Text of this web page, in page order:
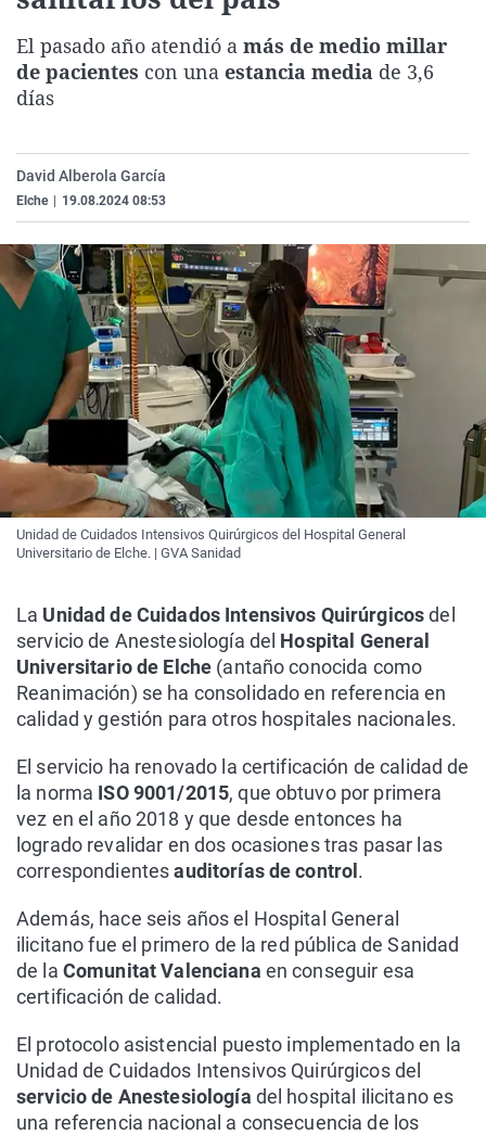
Gente viajera
Retornados
Galicia
Televisión
El pasado año atendió a más de medio millar
de pacientes con una estancia media de 3,6
días
David Alberola García
Elche 19.08.2024 08:53
Unidad de Cuidados Intensivos Quirúrgicos del Hospital General
Universitario de Elche. | GVA Sanidad
La Unidad de Cuidados Intensivos Quirúrgicosdel
servicio de Anestesiología del Hospital General
Universitario de Elche (antaño conocida como
Reanimación) se ha consolidado en referencia en
calidad y gestión para otros hospitales nacionales.
El servicio ha renovado la certificación de calidad de
la norma ISO 9001/2015, que obtuvo por primera
vez en el año 2018 y que desde entonces ha
logrado revalidar en dos ocasiones tras pasar las
correspondientesauditorías de control .
Además, hace seis años el Hospital General
ilicitano fue el primero de la red pública de Sanidad
de la Comunitat Valenciana en conseguir esa
certificación de calidad.
El protocolo asistencial puesto implementado en la
Unidad de Cuidados Intensivos Quirúrgicos del
servicio de Anestesiología del hospital ilicitano es
una referencia nacional a consecuencia de los